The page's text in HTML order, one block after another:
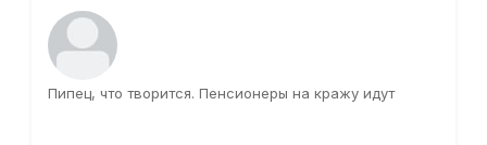
Пипец, что творится. Пенсионеры на кражу идут